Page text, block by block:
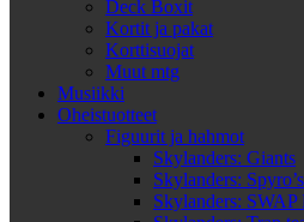
Deck Boxit
Kortit ja pakat
Korttisuojat
Muut mtg
Musiikki
Oheistuotteet
Figuurit ja hahmot
Skylanders: Giants
Skylanders:
Skylanders: SWAP